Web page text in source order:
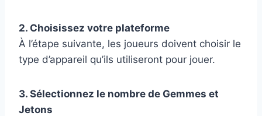
2. Choisissez votre plateforme
À l’étape suivante, les joueurs doivent choisir le
type d’appareil qu’ils utiliseront pour jouer.
3. Sélectionnez le nombre de Gemmes et
Jetons